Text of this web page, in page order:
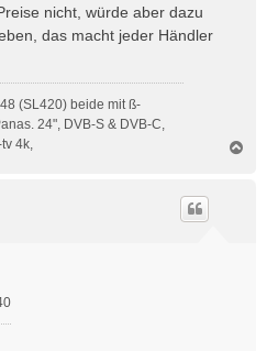
nicht, würde aber dazu
das macht jeder Händler
(SL420) beide mit ß-
24", DVB-S & DVB-C,
4k,